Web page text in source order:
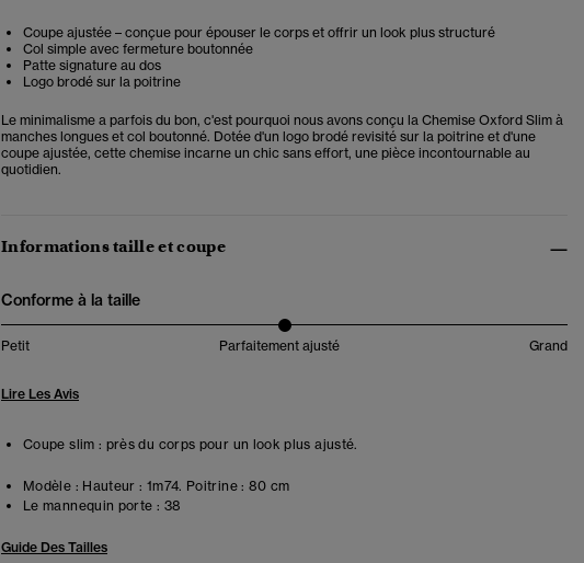
Coupe ajustée – conçue pour épouser le corps et offrir un look plus structuré
Col simple avec fermeture boutonnée
Patte signature au dos
Logo brodé sur la poitrine
Le minimalisme a parfois du bon, c'est pourquoi nous avons conçu la Chemise Oxford Slim à
manches longues et col boutonné. Dotée d'un logo brodé revisité sur la poitrine et d'une
coupe ajustée, cette chemise incarne un chic sans effort, une pièce incontournable au
quotidien.
Informations taille et coupe
Conforme à la taille
Petit Parfaitement ajusté Grand
Lire Les Avis
Coupe slim : près du corps pour un look plus ajusté.
Modèle : Hauteur : 1m74. Poitrine : 80 cm
Le mannequin porte : 38
Guide Des Tailles